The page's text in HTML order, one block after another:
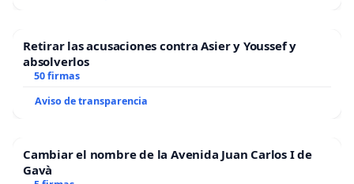
con agitación y residencias para pacientes que no
pueden permaneceren sus domicilios).
Programas específicos de atención para pacientes
con demencias de inicio precoz o antes de los 65
enfermedad de Alzheimer y otras demencias.
Retirar las acusaciones contra Asier y Youssef y
absolverlos
50 firmas
Aviso de transparencia
Cambiar el nombre de la Avenida Juan Carlos I de
Gavà